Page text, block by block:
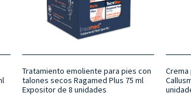
Tratamiento emoliente para pies con
talones secos Ragamed Plus 75 ml
Expositor de 8 unidades